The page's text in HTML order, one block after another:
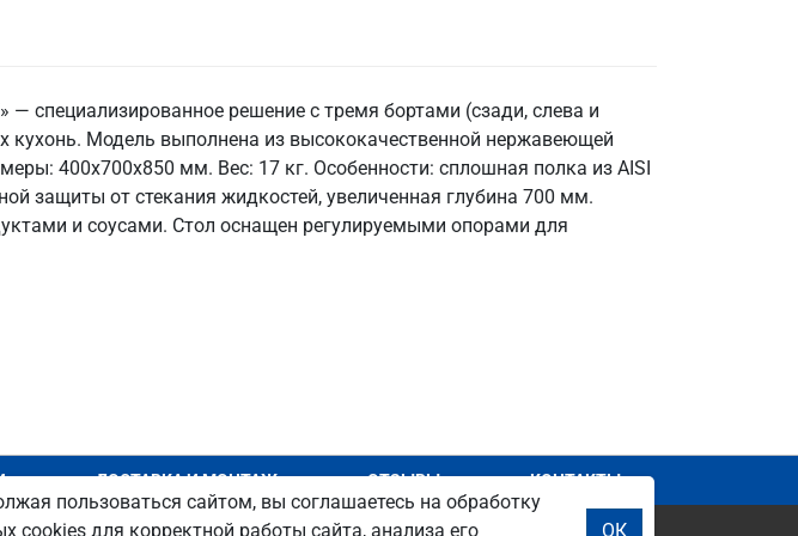
— специализированное решение с тремя бортами (сзади, слева и
кухонь. Модель выполнена из высококачественной нержавеющей
400x700x850 мм. Вес: 17 кг. Особенности: сплошная полка из AISI
защиты от стекания жидкостей, увеличенная глубина 700 мм.
и соусами. Стол оснащен регулируемыми опорами для
ДОСТАВКА И МОНТАЖ ОТЗЫВЫ КОНТАКТЫ
пользоваться сайтом, вы соглашаетесь на обработку
cookies для корректной работы сайта, анализа его
ОК